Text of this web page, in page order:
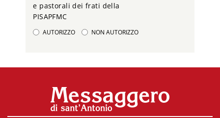
e pastorali dei frati della
PISAPFMC
AUTORIZZO NON AUTORIZZO